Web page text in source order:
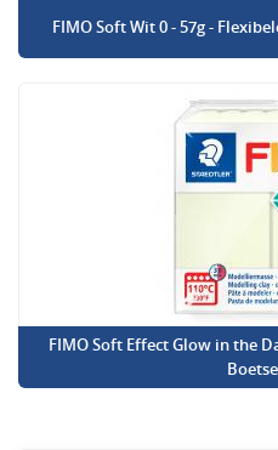
FIMO Soft Wit 0 - 57g -
FIMO Soft Effect Glow in the